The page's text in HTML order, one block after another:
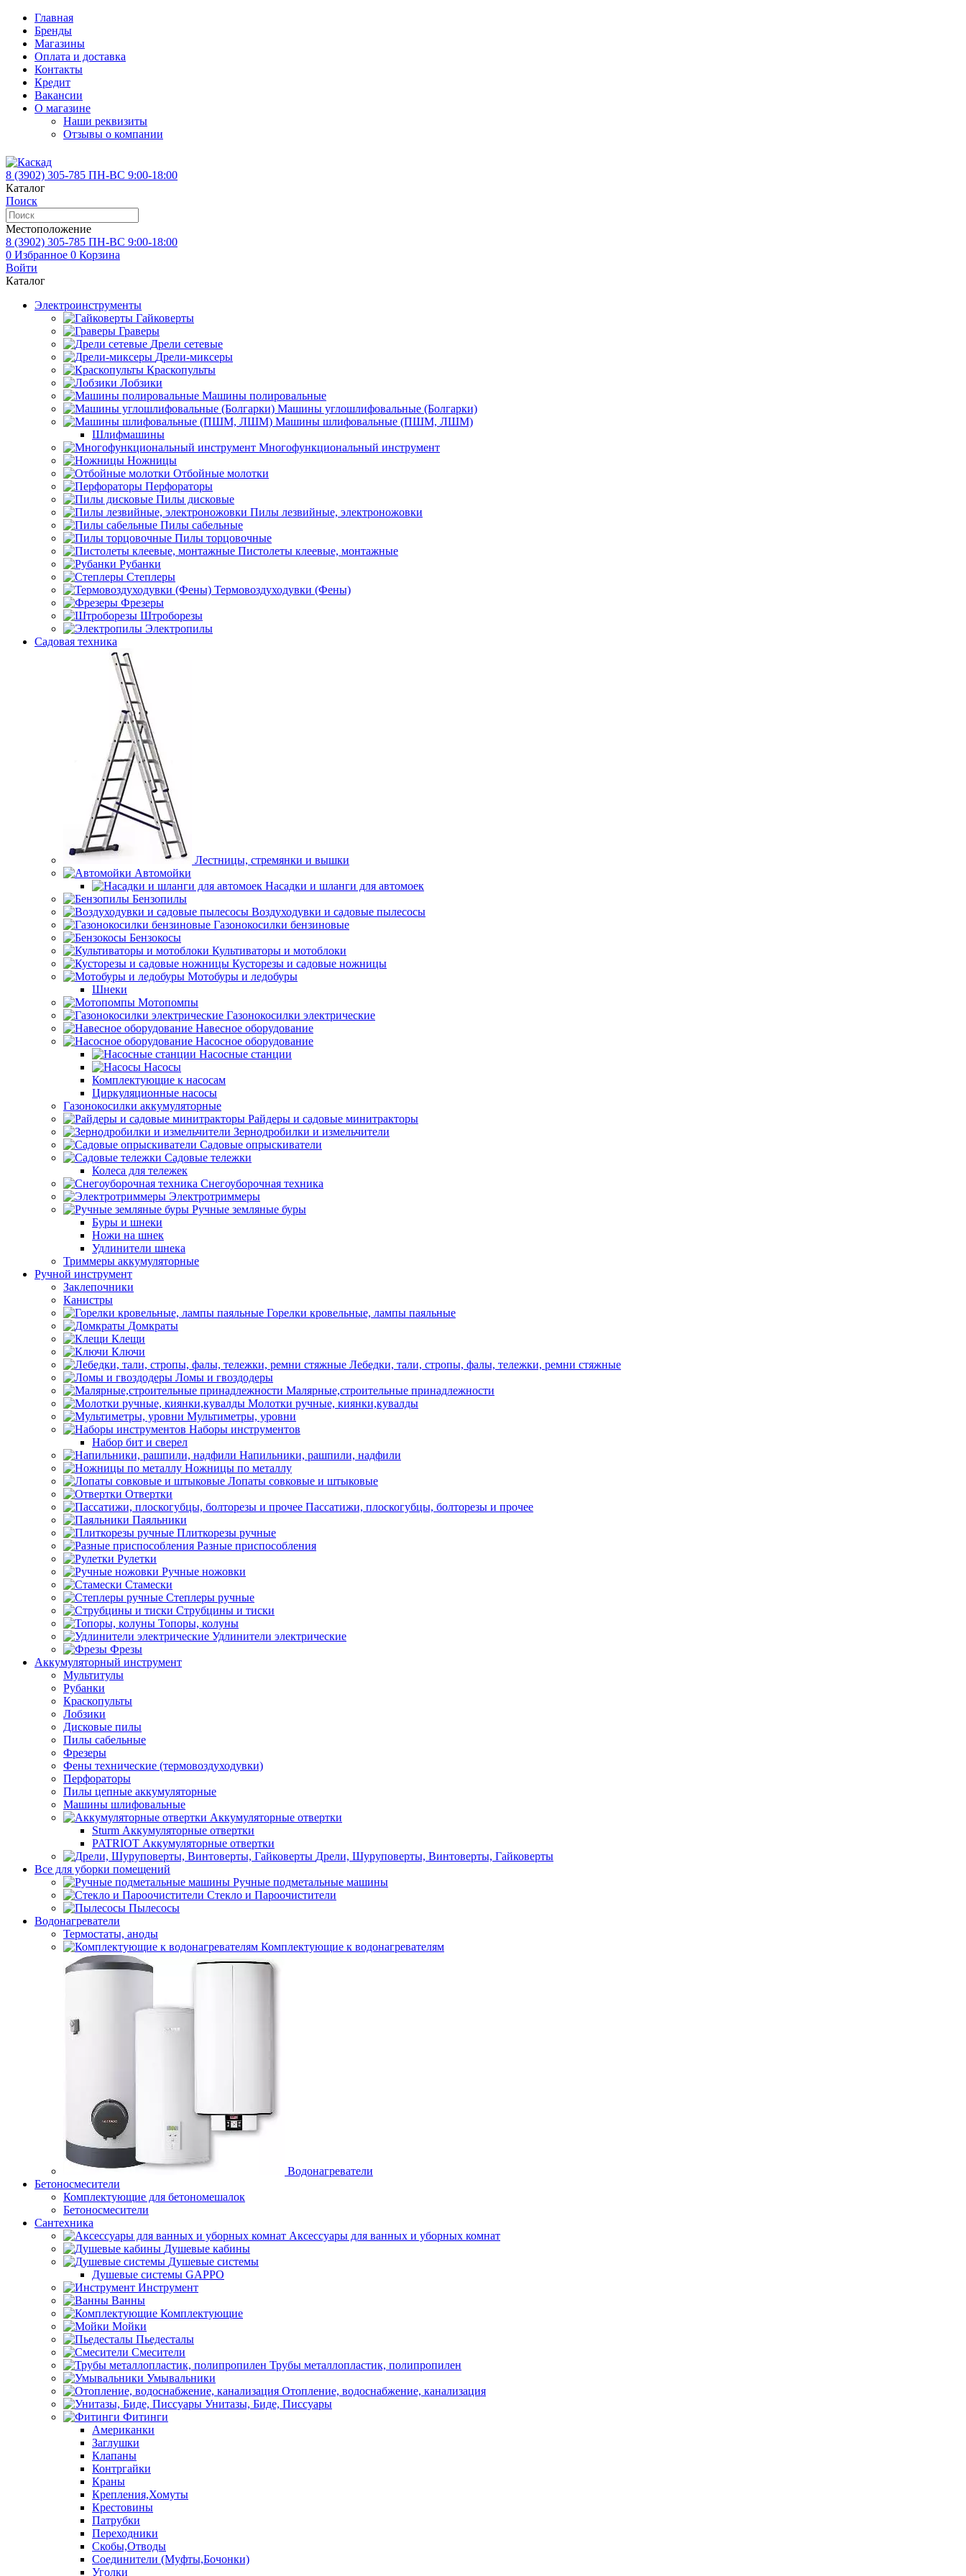
Главная
Бренды
Магазины
Оплата и доставка
Контакты
Кредит
Вакансии
О магазине
Наши реквизиты
Отзывы о компании
8 (3902) 305-785 ПН-ВС 9:00-18:00
Каталог
Поиск
Местоположение
8 (3902) 305-785 ПН-ВС 9:00-18:00
0 Избранное 0 Корзина
Войти
Каталог
Электроинструменты
Гайковерты
Граверы
Дрели сетевые
Дрели-миксеры
Краскопульты
Лобзики
Машины полировальные
Машины углошлифовальные (Болгарки)
Машины шлифовальные (ПШМ, ЛШМ)
Шлифмашины
Многофункциональный инструмент
Ножницы
Отбойные молотки
Перфораторы
Пилы дисковые
Пилы лезвийные, электроножовки
Пилы сабельные
Пилы торцовочные
Пистолеты клеевые, монтажные
Рубанки
Степлеры
Термовоздуходувки (Фены)
Фрезеры
Штроборезы
Электропилы
Садовая техника
Лестницы, стремянки и вышки
Автомойки
Насадки и шланги для автомоек
Бензопилы
Воздуходувки и садовые пылесосы
Газонокосилки бензиновые
Бензокосы
Культиваторы и мотоблоки
Кусторезы и садовые ножницы
Мотобуры и ледобуры
Шнеки
Мотопомпы
Газонокосилки электрические
Навесное оборудование
Насосное оборудование
Насосные станции
Насосы
Комплектующие к насосам
Циркуляционные насосы
Газонокосилки аккумуляторные
Райдеры и садовые минитракторы
Зернодробилки и измельчители
Садовые опрыскиватели
Садовые тележки
Колеса для тележек
Снегоуборочная техника
Электротриммеры
Ручные земляные буры
Буры и шнеки
Ножи на шнек
Удлинители шнека
Триммеры аккумуляторные
Ручной инструмент
Заклепочники
Канистры
Горелки кровельные, лампы паяльные
Домкраты
Клещи
Ключи
Лебедки, тали, стропы, фалы, тележки, ремни стяжные
Ломы и гвоздодеры
Малярные,строительные принадлежности
Молотки ручные, киянки,кувалды
Мультиметры, уровни
Наборы инструментов
Набор бит и сверел
Напильники, рашпили, надфили
Ножницы по металлу
Лопаты совковые и штыковые
Отвертки
Пассатижи, плоскогубцы, болторезы и прочее
Паяльники
Плиткорезы ручные
Разные приспособления
Рулетки
Ручные ножовки
Стамески
Степлеры ручные
Струбцины и тиски
Топоры, колуны
Удлинители электрические
Фрезы
Аккумуляторный инструмент
Мультитулы
Рубанки
Краскопульты
Лобзики
Дисковые пилы
Пилы сабельные
Фрезеры
Фены технические (термовоздуходувки)
Перфораторы
Пилы цепные аккумуляторные
Машины шлифовальные
Аккумуляторные отвертки
Sturm Аккумуляторные отвертки
PATRIOT Аккумуляторные отвертки
Дрели, Шуруповерты, Винтоверты, Гайковерты
Все для уборки помещений
Ручные подметальные машины
Стекло и Пароочистители
Пылесосы
Водонагреватели
Термостаты, аноды
Комплектующие к водонагревателям
Водонагреватели
Бетоносмесители
Комплектующие для бетономешалок
Бетоносмесители
Сантехника
Аксессуары для ванных и уборных комнат
Душевые кабины
Душевые системы
Душевые системы GAPPO
Инструмент
Ванны
Комплектующие
Мойки
Пьедесталы
Смесители
Трубы металлопластик, полипропилен
Умывальники
Отопление, водоснабжение, канализация
Унитазы, Биде, Писсуары
Фитинги
Американки
Заглушки
Клапаны
Контргайки
Краны
Крепления,Хомуты
Крестовины
Патрубки
Переходники
Скобы,Отводы
Соединители (Муфты,Бочонки)
Уголки